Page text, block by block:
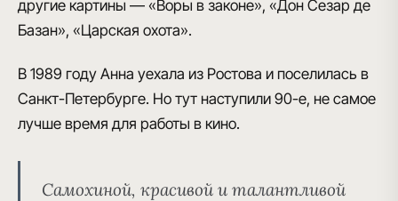
другие картины — «Воры в законе», «Дон Сезар де
Базан», «Царская охота».
В 1989 году Анна уехала из Ростова и поселилась в
Санкт-Петербурге. Но тут наступили 90-е, не самое
лучше время для работы в кино.
Самохиной, красивой и талантливой